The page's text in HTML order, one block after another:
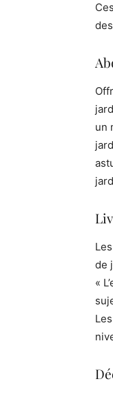
un
de
«